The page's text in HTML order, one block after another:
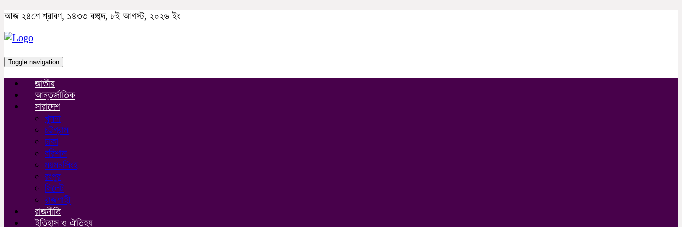
আজ ২৪শে শ্রাবণ, ১৪৩৩ বঙ্গাব্দ, ৮ই আগস্ট, ২০২৬ ইং
Toggle navigation
জাতীয়
আন্তর্জাতিক
সারাদেশ
খুলনা
চট্টগ্রাম
ঢাকা
বরিশাল
ময়মনসিংহ
রংপুর
সিলেট
রাজশাহী
রাজনীতি
ইতিহাস ও ঐতিহ্য